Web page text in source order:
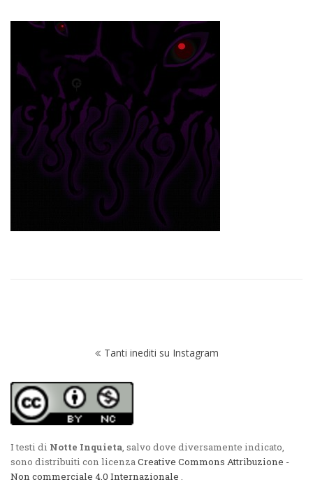
NavigazioneTanti inediti su Instagram
I testi di Notte Inquieta, salvo dove diversamente indicato,
sono distribuiti con licenzaCreative Commons Attribuzione -
Non commerciale 4.0 Internazionale .